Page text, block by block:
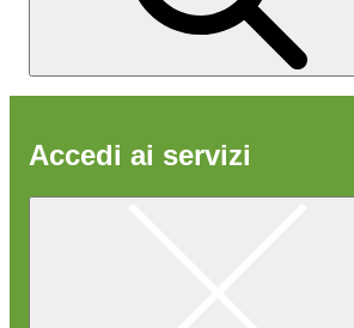
Accedi ai servizi